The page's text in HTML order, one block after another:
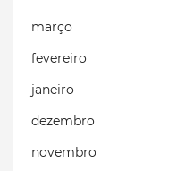
março
fevereiro
janeiro
dezembro
novembro